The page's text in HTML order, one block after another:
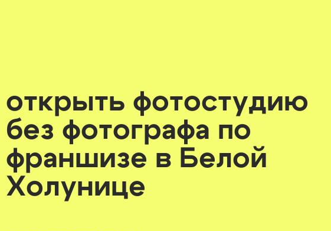
открыть фотостудию
без фотографа по
франшизе в Белой
Холунице